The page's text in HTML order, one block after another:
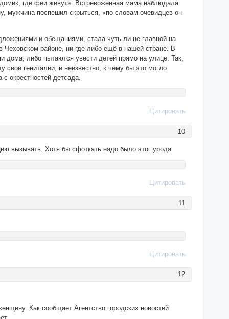
где феи живут». Встревоженная мама наблюдала
мужчина поспешил скрыться, «по словам очевидцев он
и обещаниями, стала чуть ли не главной на
районе, ни где-либо ещё в нашей стране. В
либо пытаются увести детей прямо на улице. Так,
свои гениталии, и неизвестно, к чему бы это могло
окрестностей детсада.
Цитировать
10
вызывать. Хотя бы сфоткать надо было этог урода
Цитировать
11
Цитировать
12
Как сообщает Агентство городских новостей